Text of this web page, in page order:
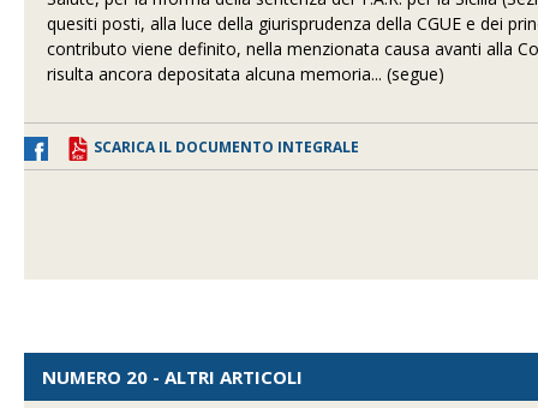
quesiti posti, alla luce della giurisprudenza della CGUE e dei
contributo viene definito, nella menzionata causa avanti alla
risulta ancora depositata alcuna memoria... (segue)
SCARICA IL DOCUMENTO INTEGRALE
NUMERO 20 - ALTRI ARTICOLI